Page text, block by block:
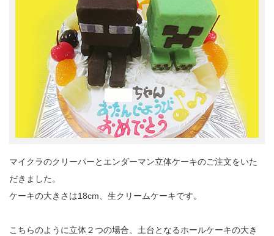
マイクラのクリーパーとエンダーマン立体ケーキのご注文をいた
だきました。
ケーキの大きさは18cm、生クリームケーキです。
こちらのように立体２つの場合、土台となるホールケーキの大き